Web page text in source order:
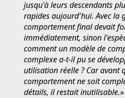
jusqu'à leurs descendants
rapides aujourd'hui. Avec la
comportement final devait
immédiatement, sinon
comment un modèle de
complexe a-t-il pu se
utilisation réelle ? Car avant
comportement ne soit
détails, il restait inutilisable.